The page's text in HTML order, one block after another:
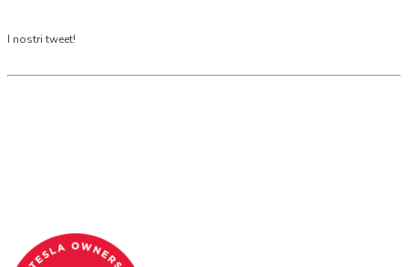
I nostri tweet!